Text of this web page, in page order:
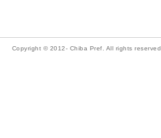
Copyright © 2012- Chiba Pref. All rights reserved.